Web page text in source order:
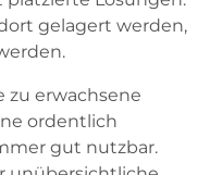
gelagert werden,
zu erwachsene
ordentlich
gut nutzbar.